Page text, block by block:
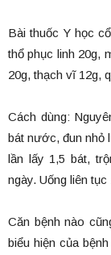
Bài thuốc Y học
thổ phục linh 20g,
20g, thạch vĩ 12g,
Cách dùng:
bát nước, đun nhỏ
lần lấy 1,5 bát,
ngày. Uống liên tục
Căn bệnh nào
biểu hiện của